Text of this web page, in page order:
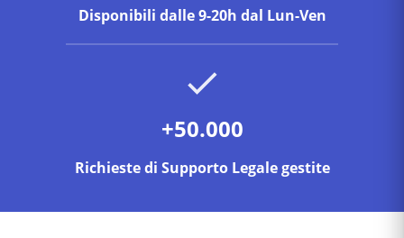
Disponibili dalle 9-20h dal Lun-Ven
+50.000
Richieste di Supporto Legale gestite